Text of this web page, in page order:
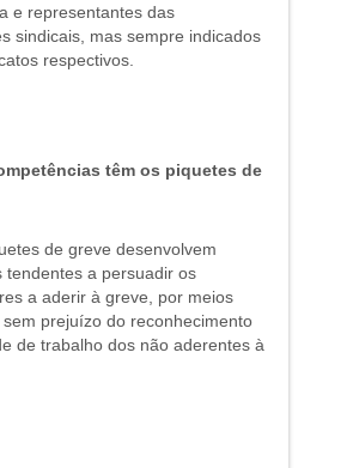
e representantes das
sindicais, mas sempre indicados
respectivos.
têm os piquetes de
de greve desenvolvem
tendentes a persuadir os
a aderir à greve, por meios
prejuízo do reconhecimento
de trabalho dos não aderentes à